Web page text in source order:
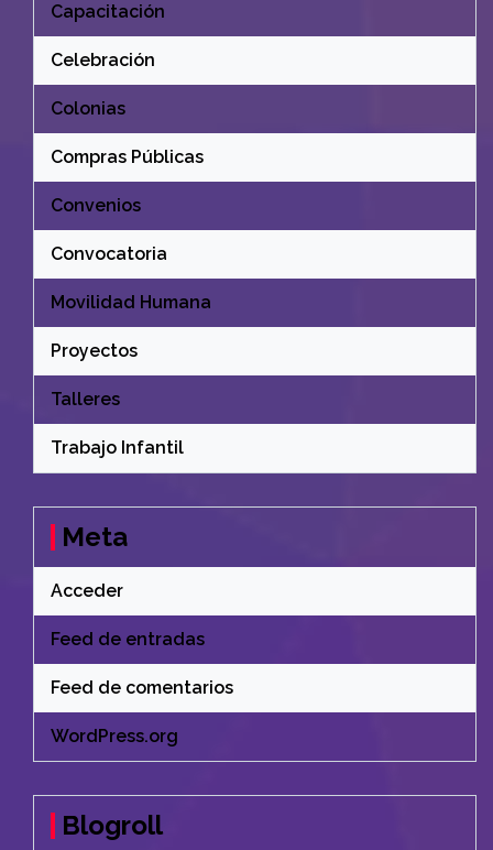
Capacitación
Celebración
Colonias
Compras Públicas
Convenios
Convocatoria
Movilidad Humana
Proyectos
Talleres
Trabajo Infantil
Meta
Acceder
Feed de entradas
Feed de comentarios
WordPress.org
Blogroll